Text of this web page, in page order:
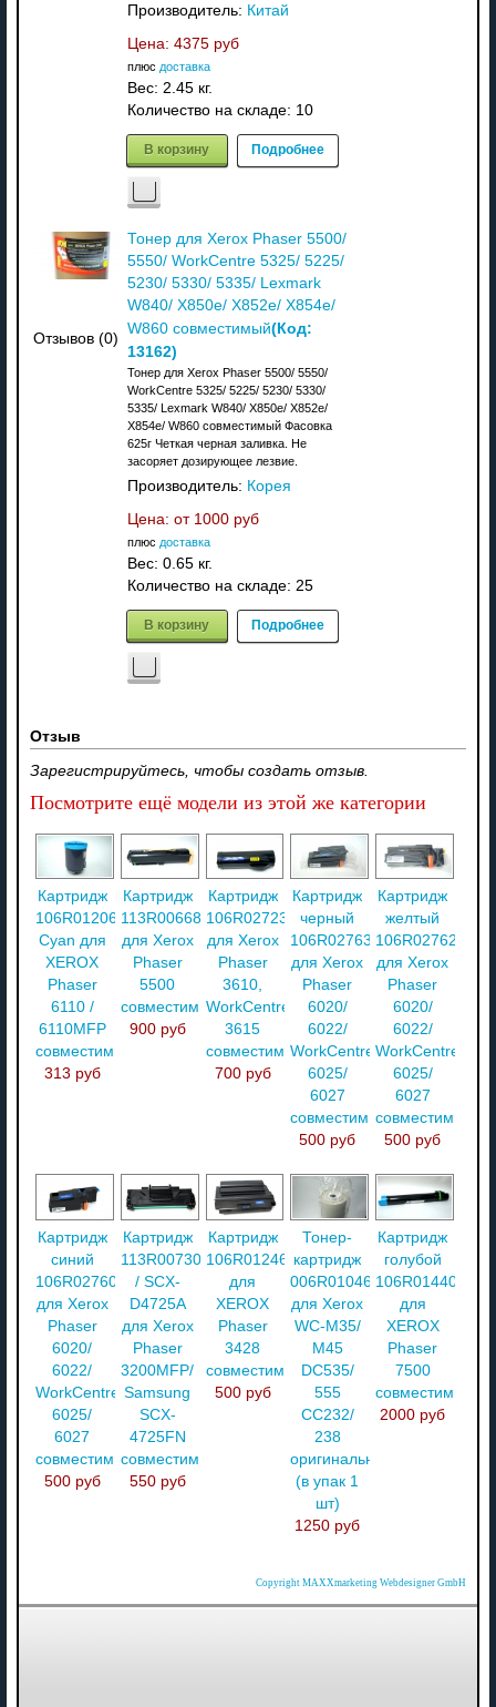
Производитель: Китай
Цена: 4375 руб
плюс доставка
Вес: 2.45 кг.
Количество на складе: 10
В корзину Подробнее
Отзывов (0)
Тонер для Xerox Phaser 5500/
5550/ WorkCentre 5325/ 5225/
5230/ 5330/ 5335/ Lexmark
W840/ X850e/ X852e/ X854e/
W860 совместимый(Код:
13162)
Тонер для Xerox Phaser 5500/ 5550/
WorkCentre 5325/ 5225/ 5230/ 5330/
5335/ Lexmark W840/ X850e/ X852e/
X854e/ W860 совместимый Фасовка
625г Четкая черная заливка. Не
засоряет дозирующее лезвие.
Производитель: Корея
Цена: от 1000 руб
плюс доставка
Вес: 0.65 кг.
Количество на складе: 25
В корзину Подробнее
Отзыв
Зарегистрируйтесь, чтобы создать отзыв.
Посмотрите ещё модели из этой же категории
Картридж
106R01206
Cyan для
XEROX
Phaser
6110 /
6110MFP
совместимый
313 руб
Картридж
113R00668
для Xerox
Phaser
5500
совместимый
900 руб
Картридж
106R02723
для Xerox
Phaser
3610,
WorkCentre
3615
совместимый
700 руб
Картридж
черный
106R02763
для Xerox
Phaser
6020/
6022/
WorkCentre
6025/
6027
совместимый
500 руб
Картридж
желтый
106R02762
для Xerox
Phaser
6020/
6022/
WorkCentre
6025/
6027
совместимый
500 руб
Картридж
синий
106R02760
для Xerox
Phaser
6020/
6022/
WorkCentre
6025/
6027
совместимый
500 руб
Картридж
113R00730
/ SCX-
D4725A
для Xerox
Phaser
3200MFP/
Samsung
SCX-
4725FN
совместимый
550 руб
Картридж
106R01246
для
XEROX
Phaser
3428
совместимый
500 руб
Тонер-
картридж
006R01046
для Xerox
WC-M35/
M45
DC535/
555
CC232/
238
оригинальный
(в упак 1
шт)
1250 руб
Картридж
голубой
106R01440
для
XEROX
Phaser
7500
совместимый
2000 руб
Copyright MAXXmarketing Webdesigner GmbH